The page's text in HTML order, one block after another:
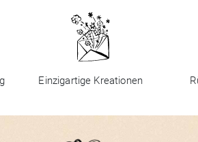
Einzigartige Kreationen